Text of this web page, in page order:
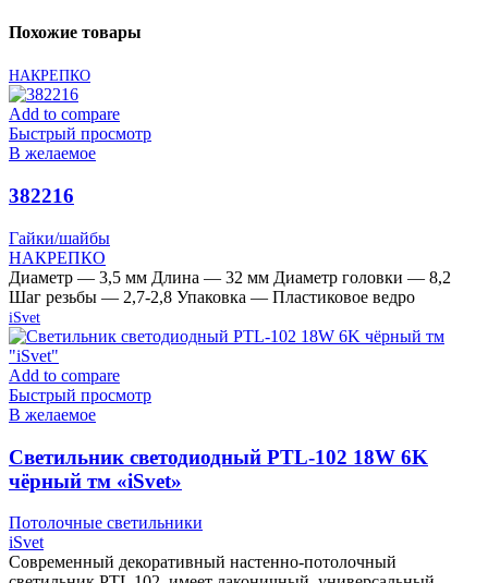
Похожие товары
НАКРЕПКО
Add to compare
Быстрый просмотр
В желаемое
382216
Гайки/шайбы
НАКРЕПКО
Диаметр — 3,5 мм Длина — 32 мм Диаметр головки — 8,2
Шаг резьбы — 2,7-2,8 Упаковка — Пластиковое ведро
iSvet
Add to compare
Быстрый просмотр
В желаемое
Cветильник светодиодный PTL-102 18W 6K
чёрный тм «iSvet»
Потолочные светильники
iSvet
Современный декоративный настенно-потолочный